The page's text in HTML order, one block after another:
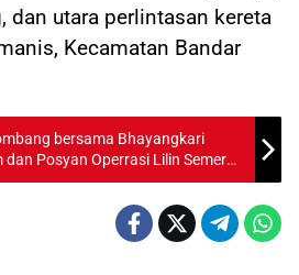
dan utara perlintasan kereta
Kecamatan Bandar
bersama Bhayangkari
dan Posyan Operrasi Lilin Semeru